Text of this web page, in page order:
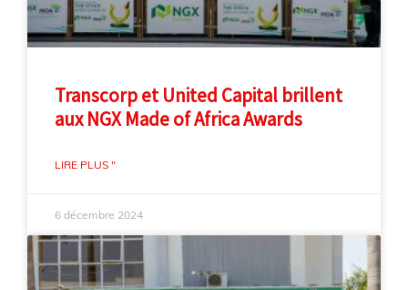
Transcorp et United Capital brillent
aux NGX Made of Africa Awards
LIRE PLUS "
6 décembre 2024